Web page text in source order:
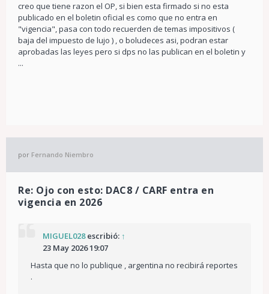
creo que tiene razon el OP, si bien esta firmado si no esta
publicado en el boletin oficial es como que no entra en
"vigencia", pasa con todo recuerden de temas impositivos (
baja del impuesto de lujo ) , o boludeces asi, podran estar
aprobadas las leyes pero si dps no las publican en el boletin y
...
por Fernando Niembro
Re: Ojo con esto: DAC8 / CARF entra en
vigencia en 2026
MIGUEL028escribió: ↑
23 May 2026 19:07
Hasta que no lo publique , argentina no recibirá reportes
.